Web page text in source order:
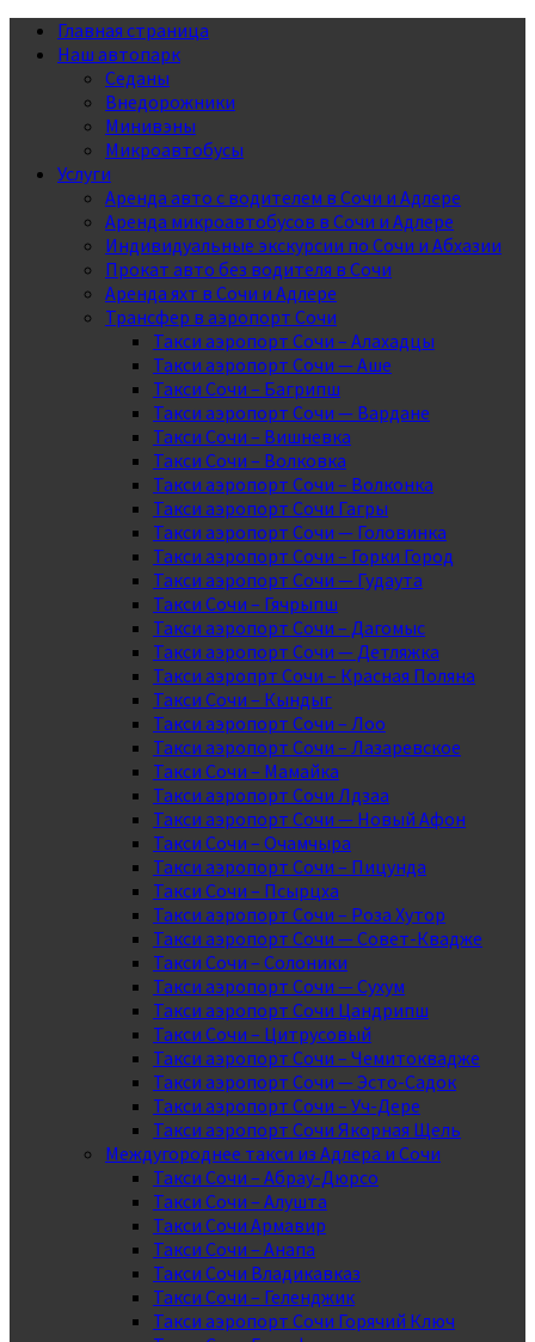
Главная страница
Наш автопарк
Седаны
Внедорожники
Минивэны
Микроавтобусы
Услуги
Аренда авто с водителем в Сочи и Адлере
Аренда микроавтобусов в Сочи и Адлере
Индивидуальные экскурсии по Сочи и Абхазии
Прокат авто без водителя в Сочи
Аренда яхт в Сочи и Адлере
Трансфер в аэропорт Сочи
Такси аэропорт Сочи – Алахадцы
Такси аэропорт Сочи — Аше
Такси Сочи – Багрипш
Такси аэропорт Сочи — Вардане
Такси Сочи – Вишневка
Такси Сочи – Волковка
Такси аэропорт Сочи – Волконка
Такси аэропорт Сочи Гагры
Такси аэропорт Сочи — Головинка
Такси аэропорт Сочи – Горки Город
Такси аэропорт Сочи — Гудаута
Такси Сочи – Гячрыпш
Такси аэропорт Сочи – Дагомыс
Такси аэропорт Сочи — Детляжка
Такси аэропрт Сочи – Красная Поляна
Такси Сочи – Кындыг
Такси аэропорт Сочи – Лоо
Такси аэропорт Сочи – Лазаревское
Такси Сочи – Мамайка
Такси аэропорт Сочи Лдзаа
Такси аэропорт Сочи — Новый Афон
Такси Сочи – Очамчыра
Такси аэропорт Сочи – Пицунда
Такси Сочи – Псырцха
Такси аэропорт Сочи – Роза Хутор
Такси аэропорт Сочи — Совет-Квадже
Такси Сочи – Солоники
Такси аэропорт Сочи — Сухум
Такси аэропорт Сочи Цандрипш
Такси Сочи – Цитрусовый
Такси аэропорт Сочи – Чемитоквадже
Такси аэропорт Сочи — Эсто-Садок
Такси аэропорт Сочи – Уч-Дере
Такси аэропорт Сочи Якорная Щель
Междугороднее такси из Адлера и Сочи
Такси Сочи – Абрау-Дюрсо
Такси Сочи – Алушта
Такси Сочи Армавир
Такси Сочи – Анапа
Такси Сочи Владикавказ
Такси Сочи – Геленджик
Такси аэропорт Сочи Горячий Ключ